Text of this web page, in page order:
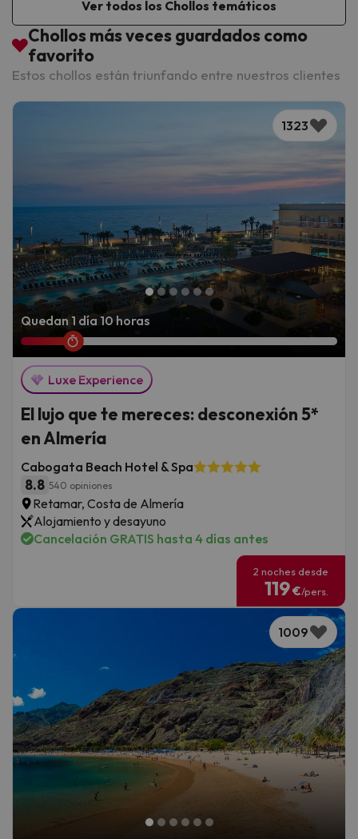
Ver todos los Chollos temáticos
Chollos más veces guardados como
favorito
Estos chollos están triunfando entre nuestros clientes
Quedan 1 día 10 horas
1323
Luxe Experience
El lujo que te mereces: desconexión 5*
en Almería
Cabogata Beach Hotel & Spa
8.8 540 opiniones
Retamar, Costa de Almería
Alojamiento y desayuno
Cancelación GRATIS hasta 4 días antes
2 noches desde
119€/pers.
1009